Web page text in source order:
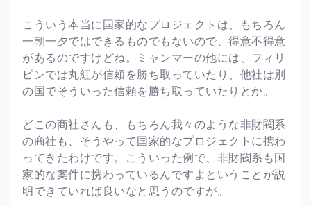
こういう本当に国家的なプロジェクトは、もちろん
一朝一夕ではできるものでもないので、得意不得意
があるのですけどね。ミャンマーの他には、フィリ
ピンでは丸紅が信頼を勝ち取っていたり、他社は別
の国でそういった信頼を勝ち取っていたりとか。
どこの商社さんも、もちろん我々のような非財閥系
の商社も、そうやって国家的なプロジェクトに携わ
ってきたわけです。こういった例で、非財閥系も国
家的な案件に携わっているんですよということが説
明できていれば良いなと思うのですが。